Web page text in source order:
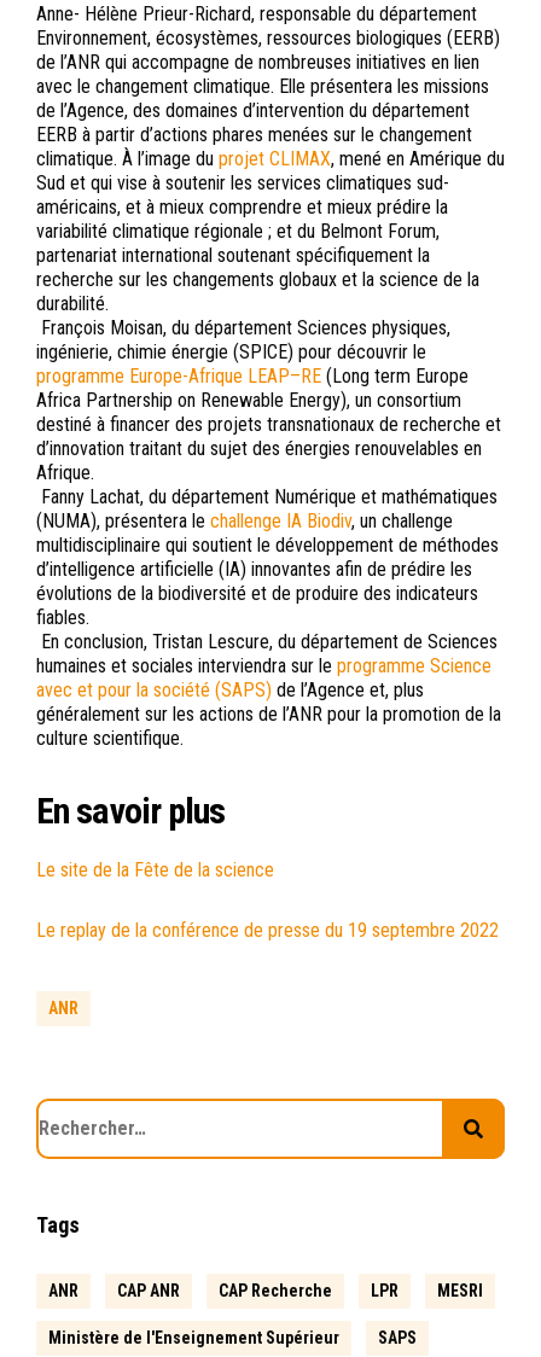
Anne- Hélène Prieur-Richard, responsable du département
Environnement, écosystèmes, ressources biologiques (EERB)
de l’ANR qui accompagne de nombreuses initiatives en lien
avec le changement climatique. Elle présentera les missions
de l’Agence, des domaines d’intervention du département
EERB à partir d’actions phares menées sur le changement
climatique. À l’image du projet CLIMAX, mené en Amérique du
Sud et qui vise à soutenir les services climatiques sud-
américains, et à mieux comprendre et mieux prédire la
variabilité climatique régionale ; et du Belmont Forum,
partenariat international soutenant spécifiquement la
recherche sur les changements globaux et la science de la
durabilité.
François Moisan, du département Sciences physiques,
ingénierie, chimie énergie (SPICE) pour découvrir le
programme Europe-Afrique LEAP–RE (Long term Europe
Africa Partnership on Renewable Energy), un consortium
destiné à financer des projets transnationaux de recherche et
d’innovation traitant du sujet des énergies renouvelables en
Afrique.
Fanny Lachat, du département Numérique et mathématiques
(NUMA), présentera le challenge IA Biodiv, un challenge
multidisciplinaire qui soutient le développement de méthodes
d’intelligence artificielle (IA) innovantes afin de prédire les
évolutions de la biodiversité et de produire des indicateurs
fiables.
En conclusion, Tristan Lescure, du département de Sciences
humaines et sociales interviendra sur le programme Science
avec et pour la société (SAPS) de l’Agence et, plus
généralement sur les actions de l’ANR pour la promotion de la
culture scientifique.
En savoir plus
Le site de la Fête de la science
Le replay de la conférence de presse du 19 septembre 2022
ANR
Tags
ANR CAP ANR CAP Recherche LPR MESRI
Ministère de l'Enseignement Supérieur SAPS